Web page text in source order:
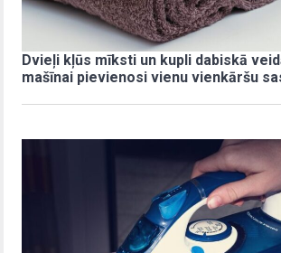
Dvieļi kļūs mīksti un kupli dabiskā
mašīnai pievienosi vienu vienkāršu